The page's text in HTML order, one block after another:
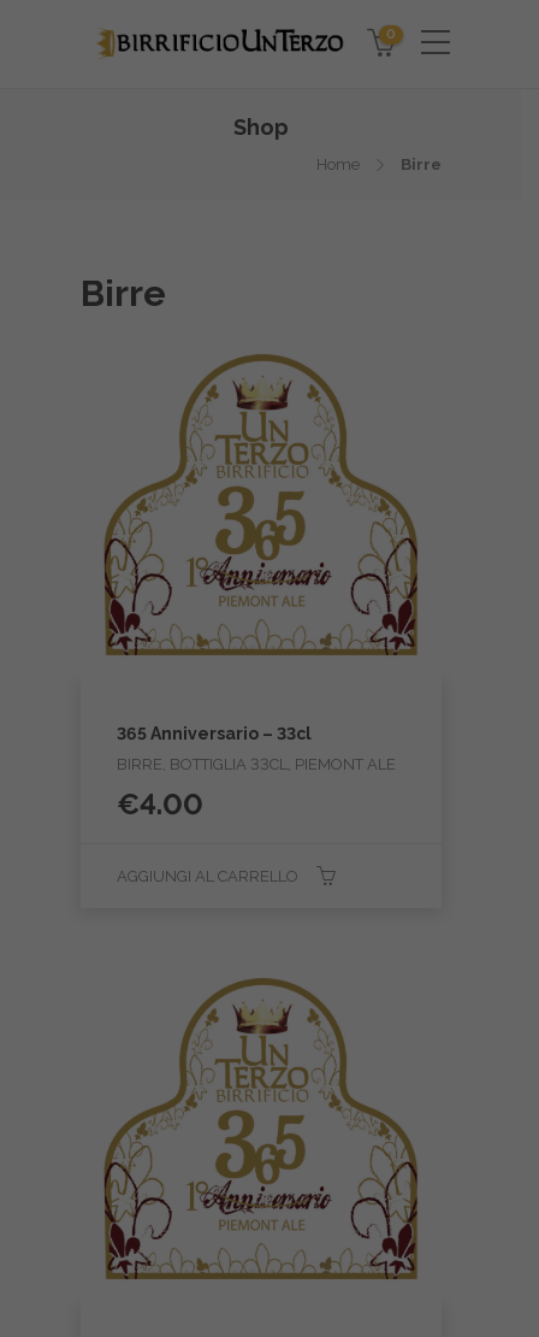
0
Shop
Home Birre
Birre
365 Anniversario – 33cl
BIRRE, BOTTIGLIA 33CL, PIEMONT ALE
€4.00
AGGIUNGI AL CARRELLO